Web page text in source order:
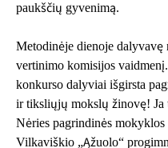
paukščių gyvenimą.
Metodinėje dienoje
vertinimo komisijos
konkurso dalyviai išgirsta
ir tiksliųjų mokslų žinovę!
Nėries pagrindinės
Vilkaviškio „Ąžuolo“